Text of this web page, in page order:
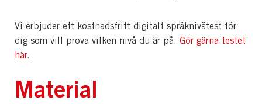
Vi erbjuder ett kostnadsfritt digitalt språknivåtest för
dig som vill prova vilken nivå du är på. Gör gärna testet
här.
Material